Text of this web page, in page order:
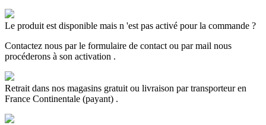
Le produit est disponible mais n 'est pas activé pour la commande ?
Contactez nous par le formulaire de contact ou par mail nous
procéderons à son activation .
Retrait dans nos magasins gratuit ou livraison par transporteur en
France Continentale (payant) .